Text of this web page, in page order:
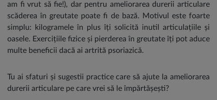
am fi vrut să fie!), dar pentru ameliorarea durerii articulare
scăderea în greutate poate fi de bază. Motivul este foarte
simplu: kilogramele în plus îți solicită inutil articulațiile și
oasele. Exercițiile fizice și pierderea în greutate îți pot aduce
multe beneficii dacă ai artrită psoriazică.
Tu ai sfaturi și sugestii practice care să ajute la ameliorarea
durerii articulare pe care vrei să le împărtășești?